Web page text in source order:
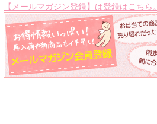
【メールマガジン登録】は登録はこちら。